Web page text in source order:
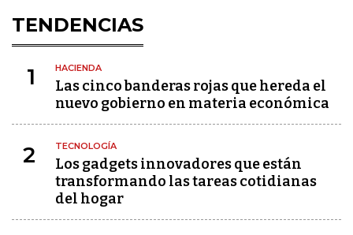
TENDENCIAS
1 HACIENDA
Las cinco banderas rojas que hereda el
nuevo gobierno en materia económica
2 TECNOLOGÍA
Los gadgets innovadores que están
transformando las tareas cotidianas
del hogar